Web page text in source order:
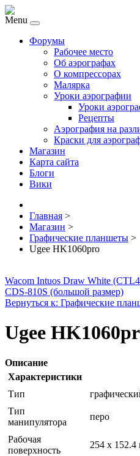
Menu
Форумы
Рабочее место
Об аэрографах
О компрессорах
Малярка
Уроки аэрографии
Уроки
Рецепты
Аэрография на
Краски для
Магазин
Карта сайта
Блоги
Вики
Главная >
Магазин >
Графические планшеты >
Ugee HK1060pro
Wacom Intuos Draw White
CDS-810S (большой размер)
Вернуться к: Графические
Ugee
Описание
Характеристики
Тип
Тип
манипулятора
перо
Рабочая
поверхность
254 x